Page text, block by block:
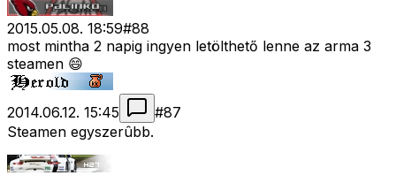
2015.05.08. 18:59#88
most mintha 2 napig ingyen letölthető lenne az arma 3
steamen 😄
2014.06.12. 15:45 #87
Steamen egyszerûbb.